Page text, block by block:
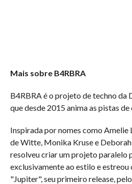
Mais sobre B4RBRA
B4RBRA é o projeto de techno da
que desde 2015 anima as pistas
Inspirada por nomes como
de Witte, Monika Kruse e
resolveu criar um projeto paralelo
exclusivamente ao estilo e estreou
"Jupiter", seu primeiro release,